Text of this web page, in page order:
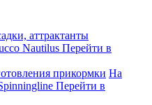
аттрактанты
Nautilus Перейти в
прикормки На
Перейти в